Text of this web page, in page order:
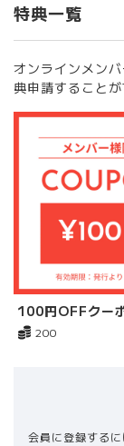
特典一覧
オンラインメン
典申請することが
100円OFFクー
200
会員に登録するに